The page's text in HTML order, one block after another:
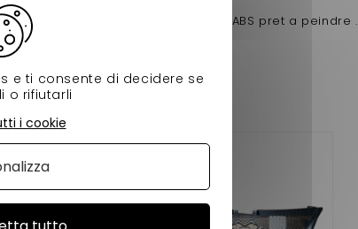
max pour voiture sans permis en ABS pret a peindre .
e ti consente di decidere se
o rifiutarli
i cookie